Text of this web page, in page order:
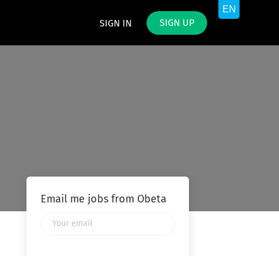
SIGN IN SIGN UP
Email me jobs from Obeta